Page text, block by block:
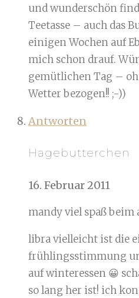
und wunderschön
Teetasse – auch das
einigen Wochen auf
mich schon drauf.
gemütlichen Tag –
Wetter bezogen!! ;-))
Antworten
Hagebutterchen
16. Februar 2011
mandy viel spaß beim
libra vielleicht ist die
frühlingsstimmung
auf winteressen 😀
so lang her ist! ich